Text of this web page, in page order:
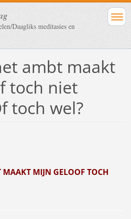
Daagliks meditasies en
ambt maakt
toch niet
toch wel?
MIJN GELOOF TOCH